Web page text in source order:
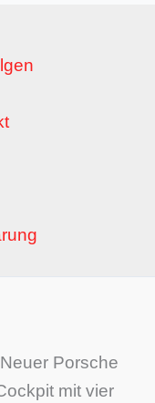
Neuer Porsche
mit vier